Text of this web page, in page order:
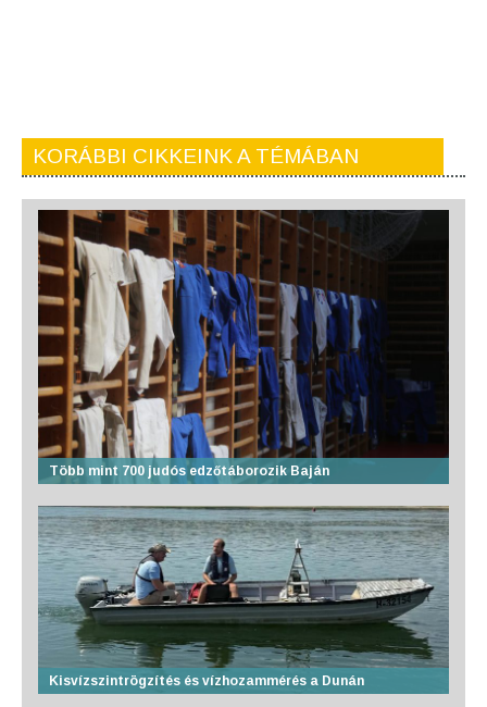
KORÁBBI CIKKEINK A TÉMÁBAN
Több mint 700 judós edzőtáborozik Baján
Kisvízszintrögzítés és vízhozammérés a Dunán